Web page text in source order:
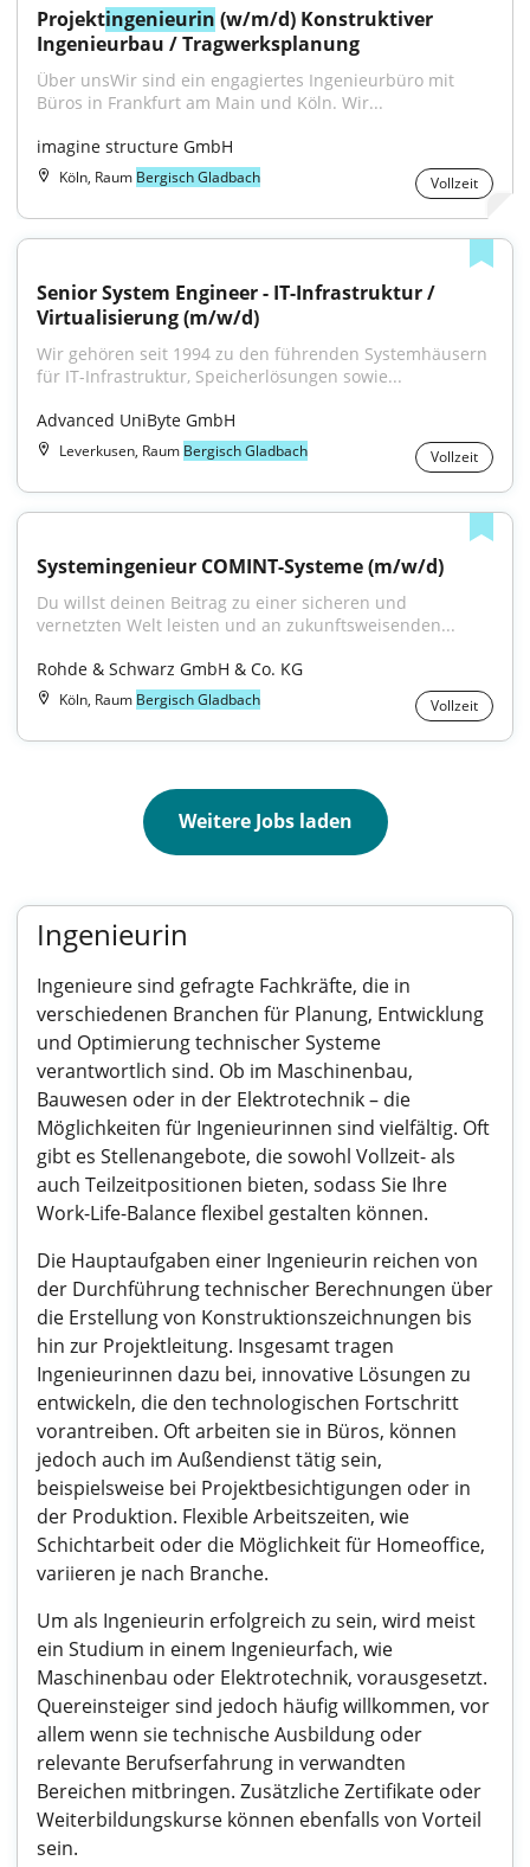
Projektingenieurin (w/m/d) Konstruktiver
Ingenieurbau / Tragwerksplanung
Über unsWir sind ein engagiertes Ingenieurbüro mit
Büros in Frankfurt am Main und Köln. Wir...
imagine structure GmbH
Köln, Raum Bergisch Gladbach Vollzeit
Senior System Engineer - IT-Infrastruktur /
Virtualisierung (m/w/d)
Wir gehören seit 1994 zu den führenden Systemhäusern
für IT-Infrastruktur, Speicherlösungen sowie...
Advanced UniByte GmbH
Leverkusen, Raum Bergisch Gladbach Vollzeit
Systemingenieur COMINT-Systeme (m/w/d)
Du willst deinen Beitrag zu einer sicheren und
vernetzten Welt leisten und an zukunftsweisenden...
Rohde & Schwarz GmbH & Co. KG
Köln, Raum Bergisch Gladbach Vollzeit
Weitere Jobs laden
Ingenieurin
Ingenieure sind gefragte Fachkräfte, die in
verschiedenen Branchen für Planung, Entwicklung
und Optimierung technischer Systeme
verantwortlich sind. Ob im Maschinenbau,
Bauwesen oder in der Elektrotechnik – die
Möglichkeiten für Ingenieurinnen sind vielfältig. Oft
gibt es Stellenangebote, die sowohl Vollzeit- als
auch Teilzeitpositionen bieten, sodass Sie Ihre
Work-Life-Balance flexibel gestalten können.
Die Hauptaufgaben einer Ingenieurin reichen von
der Durchführung technischer Berechnungen über
die Erstellung von Konstruktionszeichnungen bis
hin zur Projektleitung. Insgesamt tragen
Ingenieurinnen dazu bei, innovative Lösungen zu
entwickeln, die den technologischen Fortschritt
vorantreiben. Oft arbeiten sie in Büros, können
jedoch auch im Außendienst tätig sein,
beispielsweise bei Projektbesichtigungen oder in
der Produktion. Flexible Arbeitszeiten, wie
Schichtarbeit oder die Möglichkeit für Homeoffice,
variieren je nach Branche.
Um als Ingenieurin erfolgreich zu sein, wird meist
ein Studium in einem Ingenieurfach, wie
Maschinenbau oder Elektrotechnik, vorausgesetzt.
Quereinsteiger sind jedoch häufig willkommen, vor
allem wenn sie technische Ausbildung oder
relevante Berufserfahrung in verwandten
Bereichen mitbringen. Zusätzliche Zertifikate oder
Weiterbildungskurse können ebenfalls von Vorteil
sein.